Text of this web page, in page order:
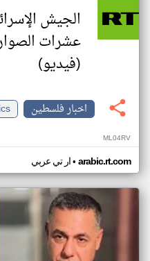
الجيش
عشرات
(فيديو)
اخبار فلسطين
ML04RV
ار تي عربي• arabic.rt.com